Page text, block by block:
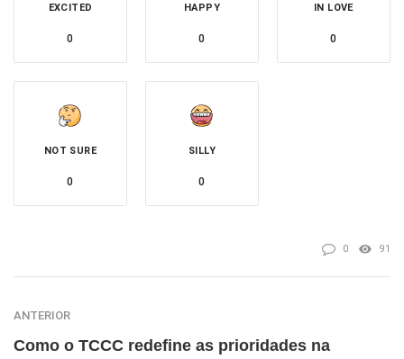
EXCITED
0
HAPPY
0
IN LOVE
0
NOT SURE
0
SILLY
0
0 91
ANTERIOR
Como o TCCC redefine as prioridades na